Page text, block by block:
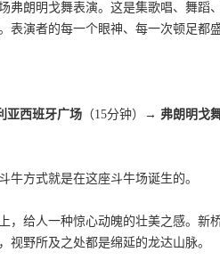
朗明戈舞表演。这是集歌唱、舞蹈
演者的每一个眼神、每一次顿足都
亚西班牙广场 （15分钟）→ 弗朗明戈
方式就是在这座斗牛场诞生的。
给人一种惊心动魄的壮美之感。新
视野所及之处都是绵延的龙达山脉。